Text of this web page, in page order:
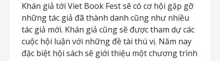
Khán giả tới Viet Book Fest sẽ có cơ hội gặp gỡ
những tác giả đã thành danh cũng như nhiều
tác giả mới. Khán giả cũng sẽ được tham dự các
cuộc hội luận với những đề tài thú vị. Năm nay
đặc biệt hội sách sẽ giới thiệu một chương trình